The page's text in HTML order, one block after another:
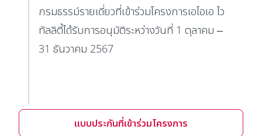
กรมธรรม์รายเดี่ยวที่เข้าร่วมโครงการเอไอเอ ไว
ทัลลิตี้ได้รับการอนุมัติระหว่างวันที่ 1 ตุลาคม –
31 ธันวาคม 2567
แบบประกันที่เข้าร่วมโครงการ